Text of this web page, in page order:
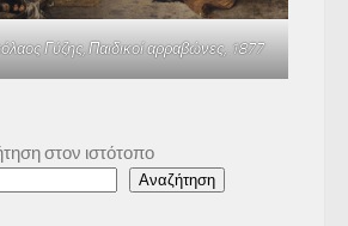
Γύζης,Παιδικοί αρραβώνες, 1877
στον ιστότοπο
Αναζήτηση